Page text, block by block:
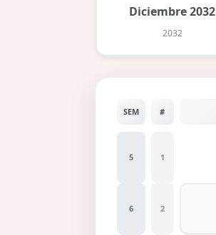
Diciembre 2032
2032
SEM #
5 1
6 2